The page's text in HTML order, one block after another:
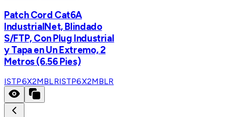
Patch Cord Cat6A
IndustrialNet, Blindado
S/FTP, Con Plug Industrial
y Tapa en Un Extremo, 2
Metros (6.56 Pies)
ISTP6X2MBLRISTP6X2MBLR